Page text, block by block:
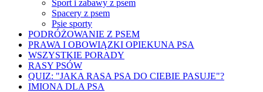
Sport i zabawy z psem
Spacery z psem
Psie sporty
PODRÓŻOWANIE Z PSEM
PRAWA I OBOWIĄZKI OPIEKUNA PSA
WSZYSTKIE PORADY
RASY PSÓW
QUIZ: "JAKA RASA PSA DO CIEBIE PASUJE"?
IMIONA DLA PSA